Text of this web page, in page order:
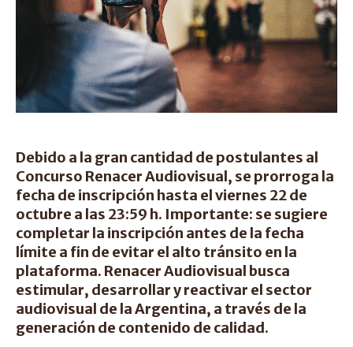
Debido a la gran cantidad de postulantes al
Concurso Renacer Audiovisual, se prorroga la
fecha de inscripción hasta el viernes 22 de
octubre a las 23:59 h. Importante: se sugiere
completar la inscripción antes de la fecha
límite a fin de evitar el alto tránsito en la
plataforma. Renacer Audiovisual busca
estimular, desarrollar y reactivar el sector
audiovisual de la Argentina, a través de la
generación de contenido de calidad.